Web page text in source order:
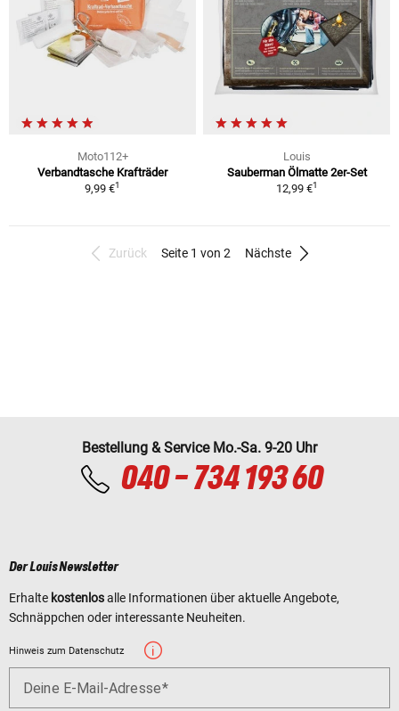
Moto112+
Verbandtasche Krafträder
9,99 €1
Louis
Sauberman Ölmatte 2er-Set
12,99 €1
Zurück Seite 1 von 2 Nächste
Bestellung & Service Mo.-Sa. 9-20 Uhr
040 - 734 193 60
Der Louis Newsletter
Erhalte kostenlosalle Informationen über aktuelle Angebote,
Schnäppchen oder interessante Neuheiten.
Hinweis zum Datenschutz
Deine E-Mail-Adresse